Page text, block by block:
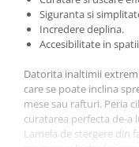
Siguranta si
Incredere deplina.
Accesibilitate in
Datorita inaltimii
care se poate inclina
mese sau rafturi. Peria
curatarea perfecta de-a
Lamela de stergere din